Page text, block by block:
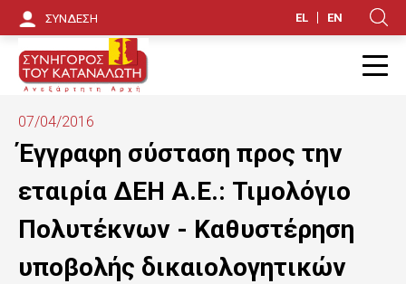
ΣΥΝΔΕΣΗ EL EN
07/04/2016
Έγγραφη σύσταση προς την
εταιρία ΔΕΗ Α.Ε.: Τιμολόγιο
Πολυτέκνων - Καθυστέρηση
υποβολής δικαιολογητικών